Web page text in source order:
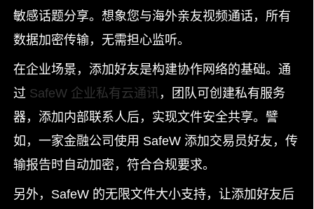
敏感话题分享。想象您与海外亲友视频通话，所有
数据加密传输，无需担心监听。
在企业场景，添加好友是构建协作网络的基础。通
过 SafeW 企业私有云通讯 ，团队可创建私有服务
器，添加内部联系人后，实现文件安全共享。譬
如，一家金融公司使用 SafeW 添加交易员好友，传
输报告时自动加密，符合合规要求。
另外，SafeW 的无限文件大小支持，让添加好友后